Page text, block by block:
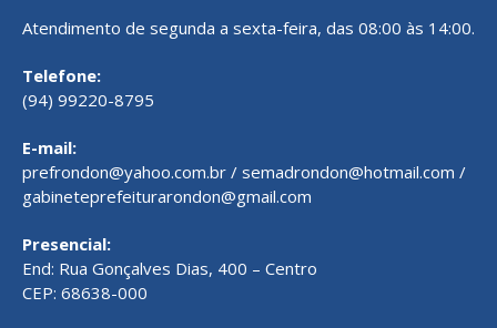
Atendimento de segunda a sexta-feira, das 08:00 às 14:00.
Telefone:
(94) 99220-8795
E-mail:
prefrondon@yahoo.com.br / semadrondon@hotmail.com /
gabineteprefeiturarondon@gmail.com
Presencial:
End: Rua Gonçalves Dias, 400 – Centro
CEP: 68638-000